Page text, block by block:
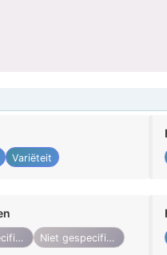
Variëteit
Niet gespecificeerd Niet gespecificeerd